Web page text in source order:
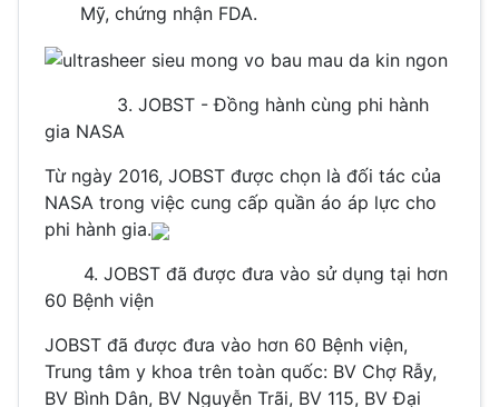
Mỹ, chứng nhận FDA.
3. JOBST - Đồng hành cùng phi hành
gia NASA
Từ ngày 2016, JOBST được chọn là đối tác của
NASA trong việc cung cấp quần áo áp lực cho
phi hành gia.
4. JOBST đã được đưa vào sử dụng tại hơn
60 Bệnh viện
JOBST đã được đưa vào hơn 60 Bệnh viện,
Trung tâm y khoa trên toàn quốc: BV Chợ Rẫy,
BV Bình Dân, BV Nguyễn Trãi, BV 115, BV Đại